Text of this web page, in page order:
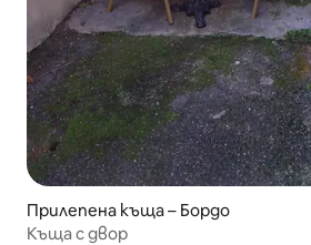
Прилепена къща – Бордо
Къща с двор